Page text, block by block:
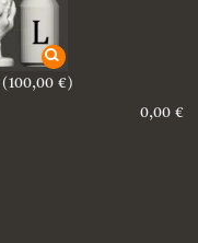
(100,00 €)
0,00 €